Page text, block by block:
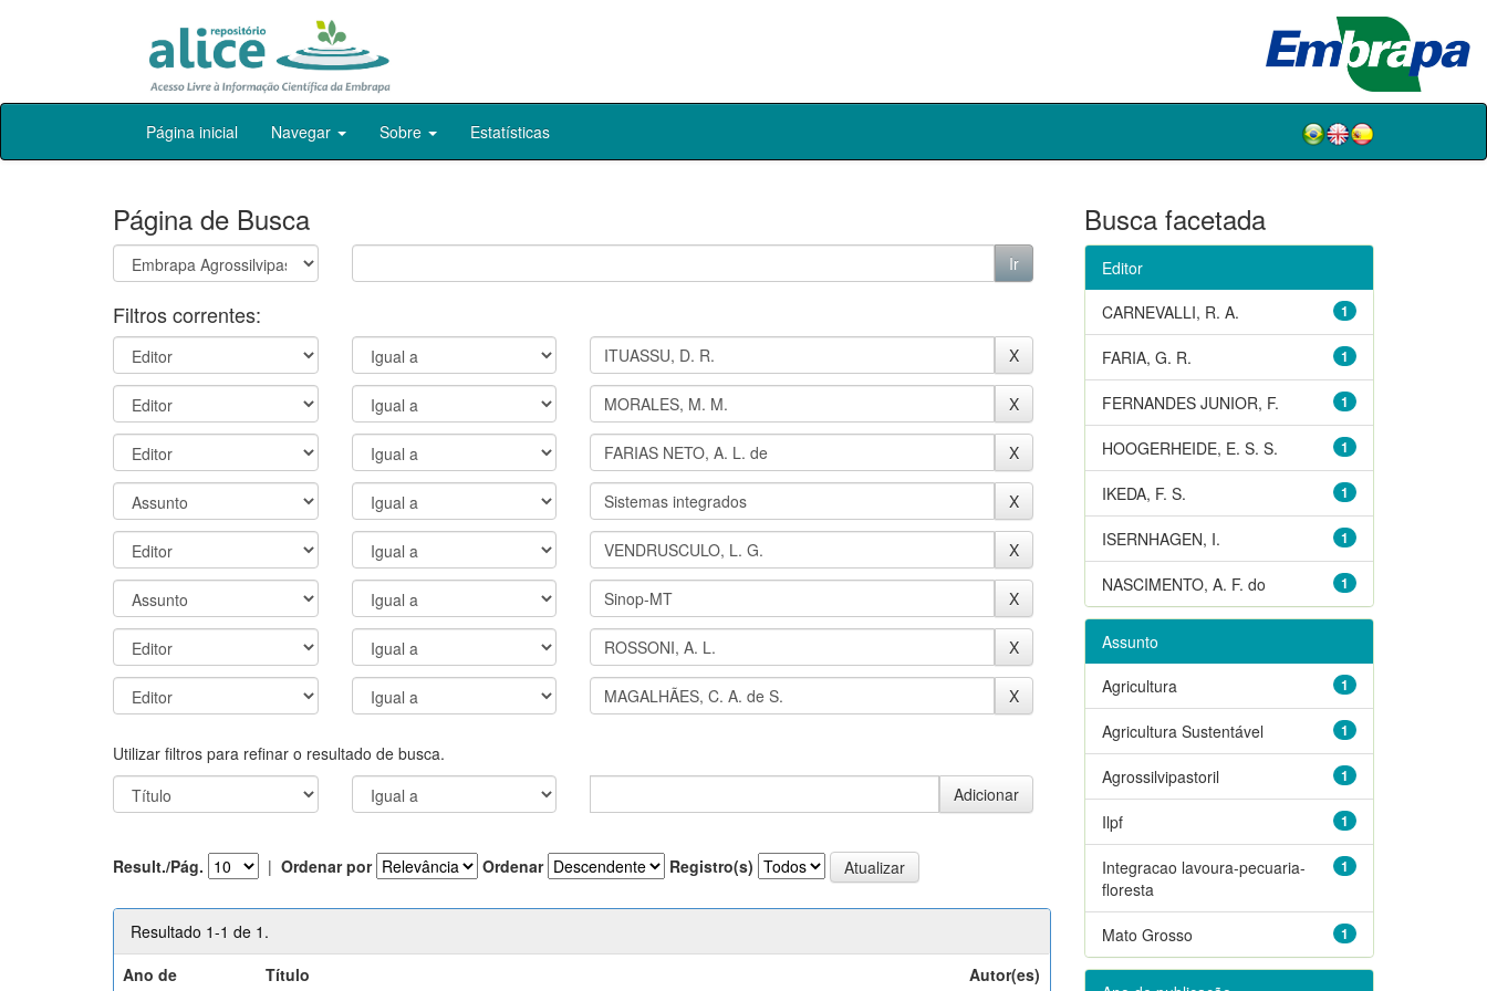
Skip
Página inicial Navegar Sobre Estatísticas
Página de Busca
Filtros correntes:
Utilizar filtros para refinar o resultado de busca.
Result./Pág. | Ordenar por Ordenar Registro(s)
Resultado 1-1 de 1.
Ano de
Título Autor(es)
Busca facetada
Editor
1
CARNEVALLI, R. A.
1
FARIA, G. R.
1
FERNANDES JUNIOR, F.
1
HOOGERHEIDE, E. S. S.
1
IKEDA, F. S.
1
ISERNHAGEN, I.
1
NASCIMENTO, A. F. do
Assunto
1
Agricultura
1
Agricultura Sustentável
1
Agrossilvipastoril
1
Ilpf
1
Integracao lavoura-pecuaria-
floresta
1
Mato Grosso